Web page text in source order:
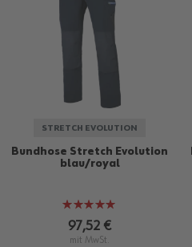
STRETCH EVOLUTION
Bundhose Stretch Evolution
blau/royal
Bewertung:
97%
97,52 €
mit MwSt.